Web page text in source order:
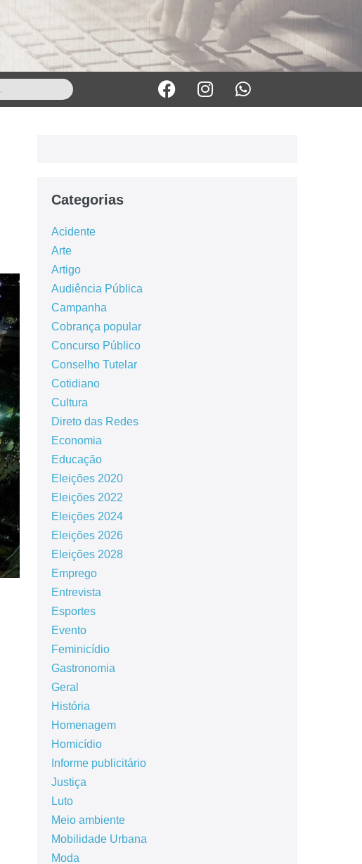
Categorias
Acidente
Arte
Artigo
Audiência Pública
Campanha
Cobrança popular
Concurso Público
Conselho Tutelar
Cotidiano
Cultura
Direto das Redes
Economia
Educação
Eleições 2020
Eleições 2022
Eleições 2024
Eleições 2026
Eleições 2028
Emprego
Entrevista
Esportes
Evento
Feminicídio
Gastronomia
Geral
História
Homenagem
Homicídio
Informe publicitário
Justiça
Luto
Meio ambiente
Mobilidade Urbana
Moda